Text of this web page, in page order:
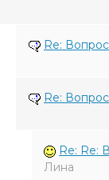
Re:
Re:
Re: Re:
Лина